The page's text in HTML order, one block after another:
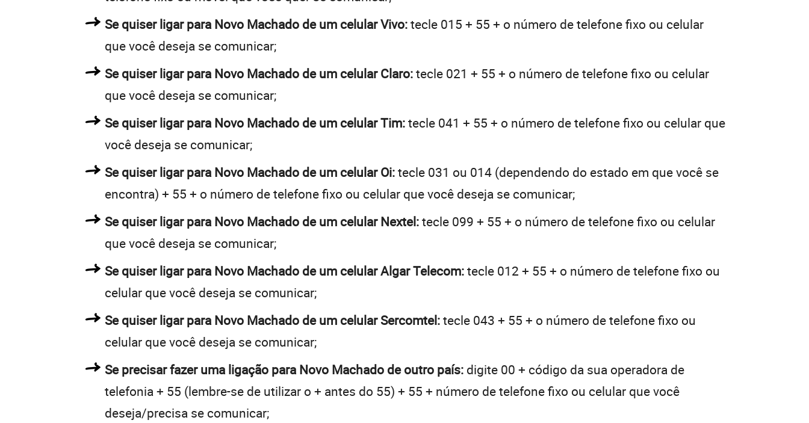
Se quiser ligar para Novo Machado de um celular Vivo:tecle 015 + 55 + o número de telefone fixo ou celular
que você deseja se comunicar;
Se quiser ligar para Novo Machado de um celular Claro:tecle 021 + 55 + o número de telefone fixo ou celular
que você deseja se comunicar;
Se quiser ligar para Novo Machado de um celular Tim:tecle 041 + 55 + o número de telefone fixo ou celular que
você deseja se comunicar;
Se quiser ligar para Novo Machado de um celular Oi:tecle 031 ou 014 (dependendo do estado em que você se
encontra) + 55 + o número de telefone fixo ou celular que você deseja se comunicar;
Se quiser ligar para Novo Machado de um celular Nextel:tecle 099 + 55 + o número de telefone fixo ou celular
que você deseja se comunicar;
Se quiser ligar para Novo Machado de um celular Algar Telecom:tecle 012 + 55 + o número de telefone fixo ou
celular que você deseja se comunicar;
Se quiser ligar para Novo Machado de um celular Sercomtel:tecle 043 + 55 + o número de telefone fixo ou
celular que você deseja se comunicar;
Se precisar fazer uma ligação para Novo Machado de outro país: digite 00 + código da sua operadora de
telefonia + 55 (lembre-se de utilizar o + antes do 55) + 55 + número de telefone fixo ou celular que você
deseja/precisa se comunicar;